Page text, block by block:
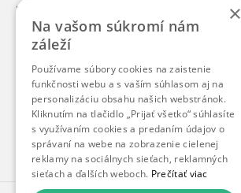
Náš príbeh
Kontakt
Kariéra
Blog
Pre médiá
Pre partnerov
×
Na vašom súkromí nám
záleží
Používame súbory cookies na zaistenie
funkčnosti webu a s vaším súhlasom aj na
personalizáciu obsahu našich webstránok.
Kliknutím na tlačidlo „Prijať všetko“ súhlasíte
s využívaním cookies a predaním údajov o
správaní na webe na zobrazenie cielenej
reklamy na sociálnych sieťach, reklamných
sieťach a ďalších weboch. Prečítať viac